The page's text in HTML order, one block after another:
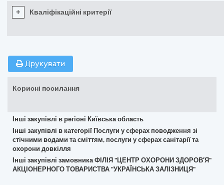
+ Кваліфікаційні критерії
Друкувати
Корисні посилання
Інші закупівлі в регіоні Київська область
Інші закупівлі в категорії Послуги у сферах поводження зі
стічними водами та сміттям, послуги у сферах санітарії та
охорони довкілля
Інші закупівлі замовника ФІЛІЯ "ЦЕНТР ОХОРОНИ ЗДОРОВ′Я"
АКЦІОНЕРНОГО ТОВАРИСТВА "УКРАЇНСЬКА ЗАЛІЗНИЦЯ"